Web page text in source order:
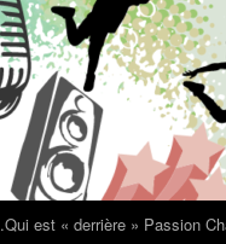
.Qui est « derrière » Passion